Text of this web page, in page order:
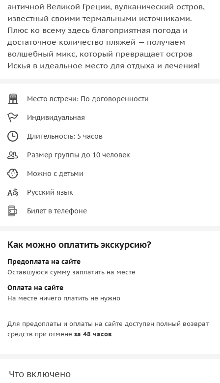
античной Великой Греции, вулканический остров,
известный своими термальными источниками.
Плюс ко всему здесь благоприятная погода и
достаточное количество пляжей — получаем
волшебный микс, который превращает остров
Искья в идеальное место для отдыха и лечения!
Место встречи: По договоренности
Индивидуальная
Длительность: 5 часов
Размер группы до 10 человек
Можно с детьми
Русский язык
Билет в телефоне
Как можно оплатить экскурсию?
Предоплата на сайте
Оставшуюся сумму заплатить на месте
Оплата на сайте
На месте ничего платить не нужно
Для предоплаты и оплаты на сайте доступен полный возврат
средств при отмене за 48 часов
Что включено